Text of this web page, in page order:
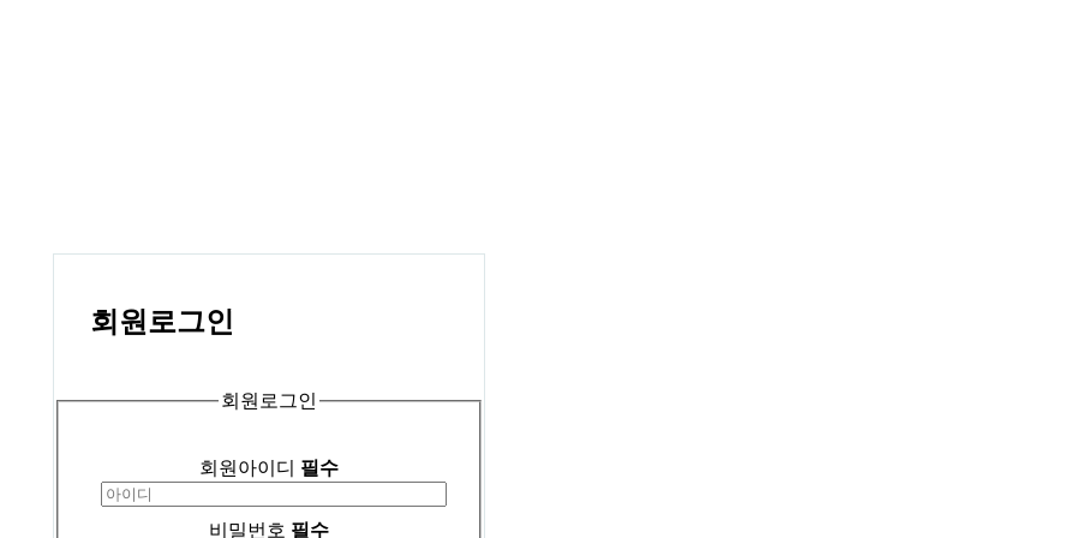
회원 로그인
회원로그인
회원아이디 필수
비밀번호 필수